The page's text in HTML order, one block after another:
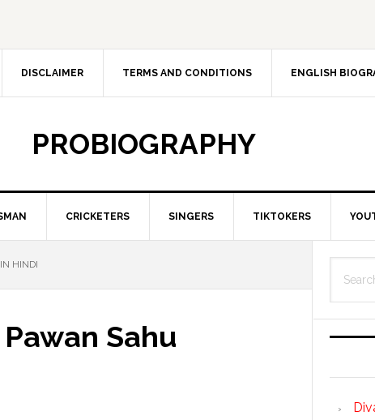
DISCLAIMER TERMS AND CONDITIONS ENGLISH
PROBIOGRAPHY
CRICKETERS SINGERS TIKTOKERS
HINDI
Pawan Sahu
this